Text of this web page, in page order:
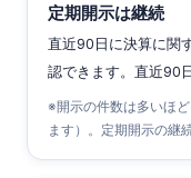
定期開示は継続
直近90日に決算に関
認できます。直近90
※開示の件数は多いほ
ます）。定期開示の継